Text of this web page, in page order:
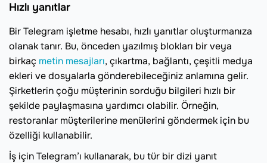
Hızlı yanıtlar
Bir Telegram işletme hesabı, hızlı yanıtlar oluşturmanıza
olanak tanır. Bu, önceden yazılmış blokları bir veya
birkaç metin mesajları, çıkartma, bağlantı, çeşitli medya
ekleri ve dosyalarla gönderebileceğiniz anlamına gelir.
Şirketlerin çoğu müşterinin sorduğu bilgileri hızlı bir
şekilde paylaşmasına yardımcı olabilir. Örneğin,
restoranlar müşterilerine menülerini göndermek için bu
özelliği kullanabilir.
İş için Telegram’ı kullanarak, bu tür bir dizi yanıt